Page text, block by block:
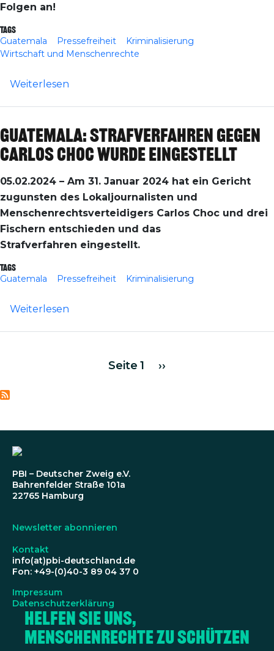
Folgen an!
Tags
Guatemala Pressefreiheit
Kriminalisierung
Wirtschaft und Menschenrechte
Weiterlesen
Guatemala: Strafverfahren gegen
Carlos Choc wurde eingestellt
05.02.2024 – Am 31. Januar 2024 hat ein Gericht
zugunsten des Lokaljournalisten und
Menschenrechtsverteidigers Carlos Choc und drei
Fischern entschieden und das
Strafverfahren eingestellt.
Tags
Guatemala Pressefreiheit Kriminalisierung
Weiterlesen
SeitennummerierungSeite 1 Nächste Seite
››
PBI – Deutscher Zweig e.V.
Bahrenfelder Straße 101a
22765 Hamburg
Newsletter abonnieren
Kontakt
info(at)pbi-deutschland.de
Fon: +49-(0)40-3 89 04 37 0
Impressum
Datenschutzerklärung
Helfen Sie uns,
Menschenrechte zu schützen